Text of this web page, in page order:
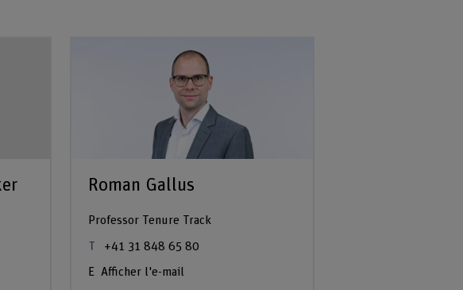
Roman Gallus
Professor Tenure Track
+41 31 848 65 80
Afficher l'e-mail